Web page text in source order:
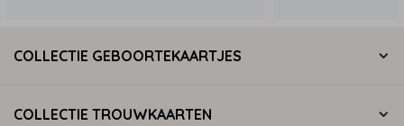
COLLECTIE GEBOORTEKAARTJES
COLLECTIE TROUWKAARTEN